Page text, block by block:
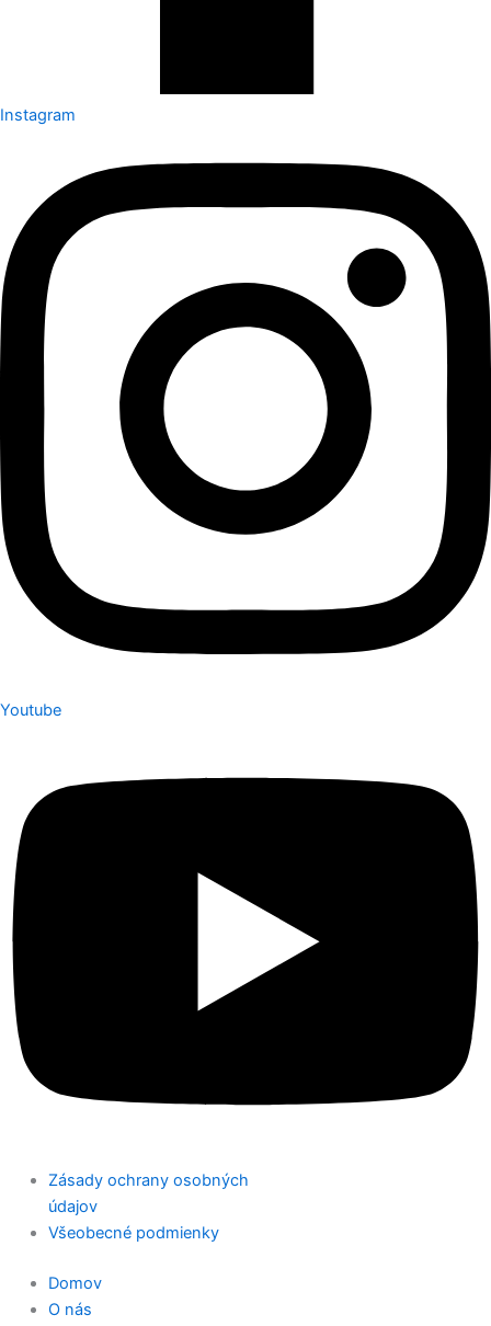
Instagram
Youtube
Zásady ochrany osobných
údajov
Všeobecné podmienky
Domov
O nás